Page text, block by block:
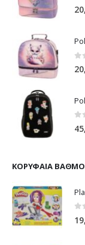
0
ΚΟΡΥΦΑΊΑ